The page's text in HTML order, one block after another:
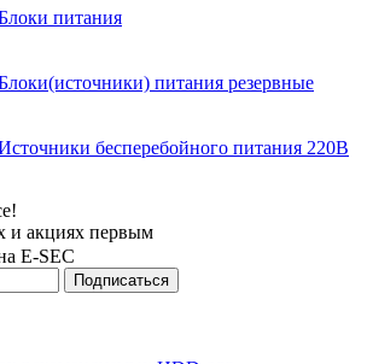
питания
питания резервные
бесперебойного питания 220В
и акциях первым
E-SEC